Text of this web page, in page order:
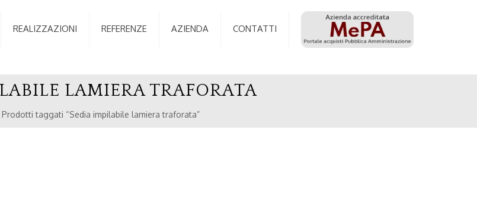
REALIZZAZIONI REFERENZE AZIENDA CONTATTI
LAMIERA TRAFORATA
Prodotti taggati “Sedia impilabile lamiera traforata”